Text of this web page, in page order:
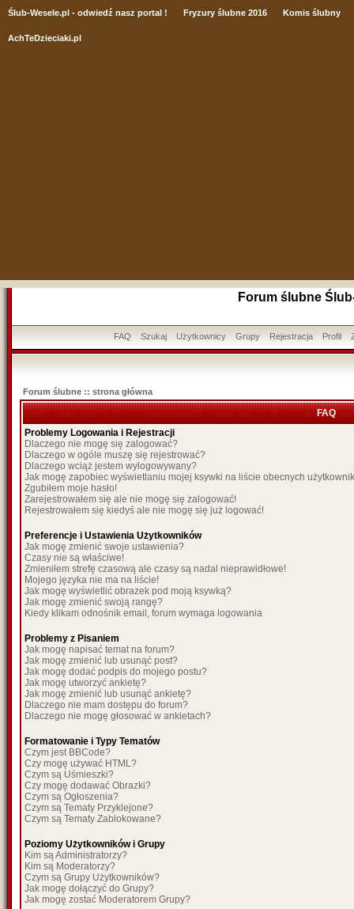
Ślub-Wesele.pl - odwiedź nasz portal ! Fryzury ślubne 2016 Komis ślubny
AchTeDzieciaki.pl
Forum ślubne
FAQ Szukaj Użytkownicy Grupy Rejestracja Profil
Forum ślubne :: strona główna
FAQ
Problemy Logowania i Rejestracji
Dlaczego nie mogę się zalogować?
Dlaczego w ogóle muszę się rejestrować?
Dlaczego wciąż jestem wylogowywany?
Jak mogę zapobiec wyświetlaniu mojej ksywki na liście obecnych
Zgubiłem moje hasło!
Zarejestrowałem się ale nie mogę się zalogować!
Rejestrowałem się kiedyś ale nie mogę się już logować!
Preferencje i Ustawienia Użytkowników
Jak mogę zmienić swoje ustawienia?
Czasy nie są właściwe!
Zmieniłem strefę czasową ale czasy są nadal nieprawidłowe!
Mojego języka nie ma na liście!
Jak mogę wyświetlić obrazek pod moją ksywką?
Jak mogę zmienić swoją rangę?
Kiedy klikam odnośnik email, forum wymaga logowania
Problemy z Pisaniem
Jak mogę napisać temat na forum?
Jak mogę zmienić lub usunąć post?
Jak mogę dodać podpis do mojego postu?
Jak mogę utworzyć ankietę?
Jak mogę zmienić lub usunąć ankietę?
Dlaczego nie mam dostępu do forum?
Dlaczego nie mogę głosować w ankietach?
Formatowanie i Typy Tematów
Czym jest BBCode?
Czy mogę używać HTML?
Czym są Uśmieszki?
Czy mogę dodawać Obrazki?
Czym są Ogłoszenia?
Czym są Tematy Przyklejone?
Czym są Tematy Zablokowane?
Poziomy Użytkowników i Grupy
Kim są Administratorzy?
Kim są Moderatorzy?
Czym są Grupy Użytkowników?
Jak mogę dołączyć do Grupy?
Jak mogę zostać Moderatorem Grupy?